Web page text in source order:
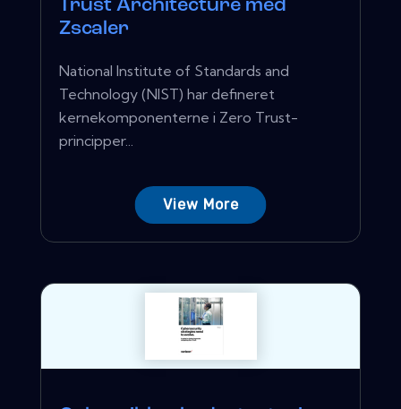
Trust Architecture med
Zscaler
National Institute of Standards and
Technology (NIST) har defineret
kernekomponenterne i Zero Trust-
principper...
View More